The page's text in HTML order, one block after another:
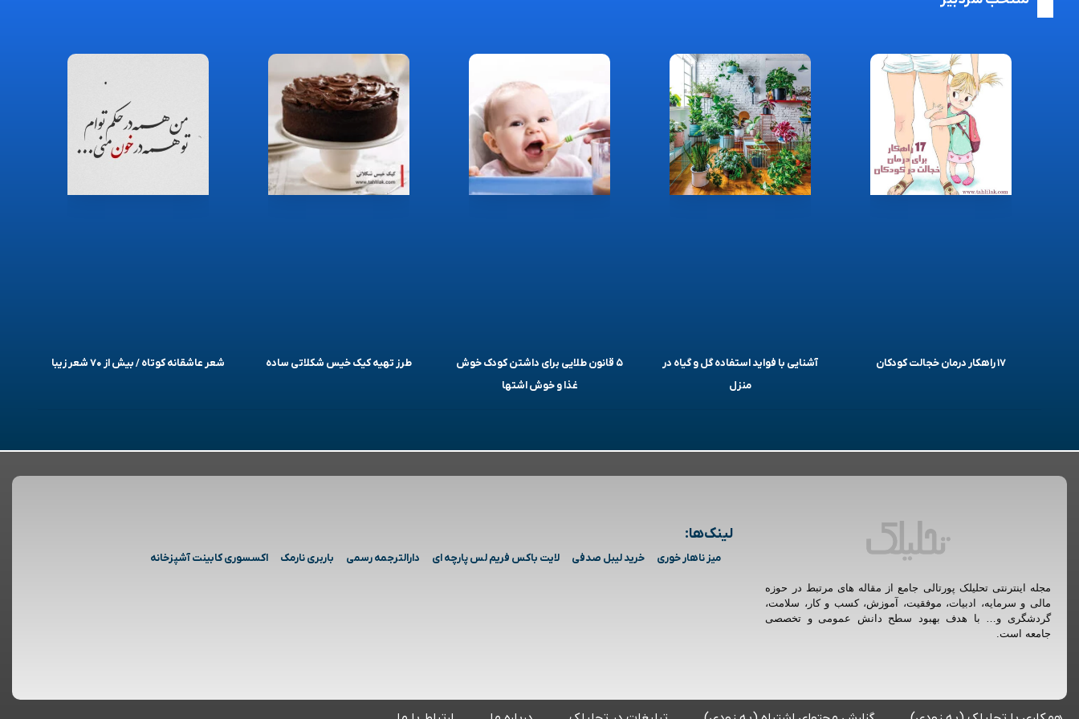
۱۷ راهکار درمان خجالت کودکان
آشنایی با فواید استفاده گل و گیاه در
منزل
۵ قانون طلایی برای داشتن کودک خوش
غذا و خوش اشتها
طرز تهیه کیک خیس شکلاتی ساده شعر عاشقانه کوتاه / بیش از ۷۰ شعر زیبا
مجله اینترنتی تحلیلک پورتالی جامع از مقاله های مرتبط در حوزه
مالی و سرمایه، ادبیات، موفقیت، آموزش، کسب و کار، سلامت،
گردشگری و… با هدف بهبود سطح دانش عمومی و تخصصی
جامعه است.
لینک‌ها:
میز ناهار خوری خرید لیبل صدفی لایت باکس فریم لس پارچه ای دارالترجمه رسمی باربری نارمک اکسسوری کابینت آشپزخانه